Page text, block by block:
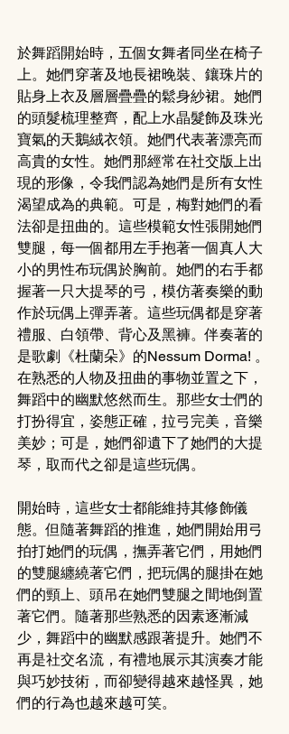
於舞蹈開始時，五個女舞者同坐在椅子
上。她們穿著及地長裙晚裝、鑲珠片的
貼身上衣及層層疊疊的鬆身紗裙。她們
的頭髮梳理整齊，配上水晶髮飾及珠光
寶氣的天鵝絨衣領。她們代表著漂亮而
高貴的女性。她們那經常在社交版上出
現的形像，令我們認為她們是所有女性
渴望成為的典範。可是，梅對她們的看
法卻是扭曲的。這些模範女性張開她們
雙腿，每一個都用左手抱著一個真人大
小的男性布玩偶於胸前。她們的右手都
握著一只大提琴的弓，模仿著奏樂的動
作於玩偶上彈弄著。這些玩偶都是穿著
禮服、白領帶、背心及黑褲。伴奏著的
是歌劇《杜蘭朵》的Nessum Dorma! 。
在熟悉的人物及扭曲的事物並置之下，
舞蹈中的幽默悠然而生。那些女士們的
打扮得宜，姿態正確，拉弓完美，音樂
美妙；可是，她們卻遺下了她們的大提
琴，取而代之卻是這些玩偶。
開始時，這些女士都能維持其修飾儀
態。但隨著舞蹈的推進，她們開始用弓
拍打她們的玩偶，撫弄著它們，用她們
的雙腿纏繞著它們，把玩偶的腿掛在她
們的頸上、頭吊在她們雙腿之間地倒置
著它們。隨著那些熟悉的因素逐漸減
少，舞蹈中的幽默感跟著提升。她們不
再是社交名流，有禮地展示其演奏才能
與巧妙技術，而卻變得越來越怪異，她
們的行為也越來越可笑。